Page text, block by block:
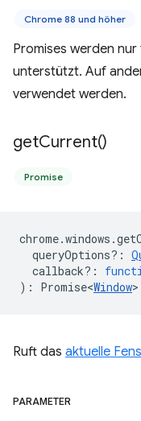
Chrome 88 und höher
Promises werden
unterstützt. Auf
verwendet werden.
getCurrent()
Promise
chrome.windows .
queryOptions? :
callback? :
) : Promise<Window>
Ruft das aktuelle
PARAMETER